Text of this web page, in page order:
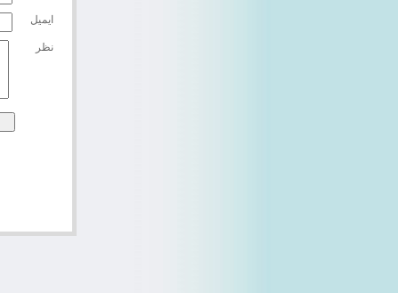
ایمیل
نظر